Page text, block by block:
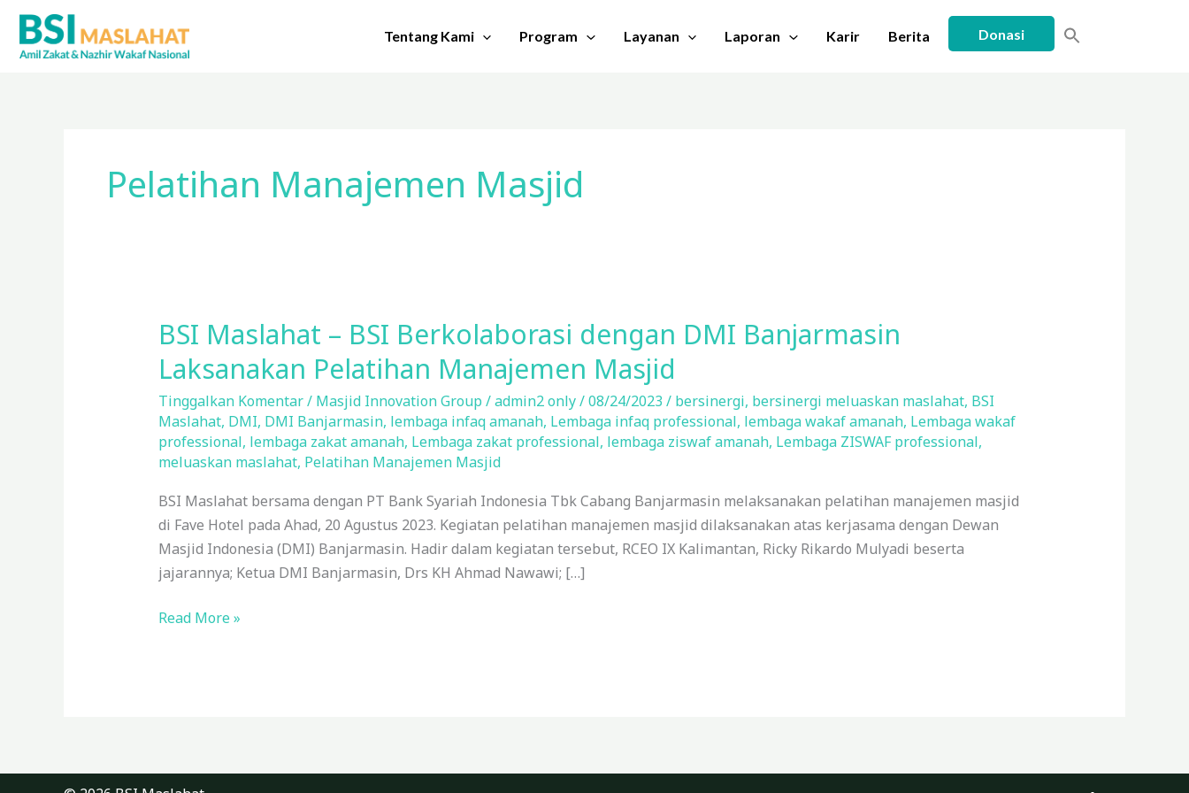
Lewati
konten
Tentang Kami Program Layanan Laporan Karir Berita Donasi
Pelatihan Manajemen Masjid
BSI Maslahat – BSI Berkolaborasi dengan DMI Banjarmasin
Laksanakan Pelatihan Manajemen Masjid
Tinggalkan Komentar/ Masjid Innovation Group /admin2 only/08/24/2023 / bersinergi, bersinergi meluaskan maslahat, BSI
Maslahat, DMI, DMI Banjarmasin, lembaga infaq amanah, Lembaga infaq professional, lembaga wakaf amanah, Lembaga wakaf
professional, lembaga zakat amanah, Lembaga zakat professional, lembaga ziswaf amanah, Lembaga ZISWAF professional,
meluaskan maslahat, Pelatihan Manajemen Masjid
BSI Maslahat bersama dengan PT Bank Syariah Indonesia Tbk Cabang Banjarmasin melaksanakan pelatihan manajemen masjid
di Fave Hotel pada Ahad, 20 Agustus 2023. Kegiatan pelatihan manajemen masjid dilaksanakan atas kerjasama dengan Dewan
Masjid Indonesia (DMI) Banjarmasin. Hadir dalam kegiatan tersebut, RCEO IX Kalimantan, Ricky Rikardo Mulyadi beserta
jajarannya; Ketua DMI Banjarmasin, Drs KH Ahmad Nawawi; […]
BSI
–
BSI
Berkolaborasi
dengan
DMI
Banjarmasin
Laksanakan
Pelatihan
Manajemen
Read More »